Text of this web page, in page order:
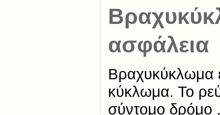
ασφάλεια
Βραχυκύκλωμα
κύκλωμα. Το
σύντομο δρόμο